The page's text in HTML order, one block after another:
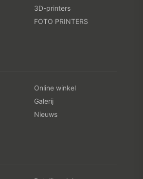
3D-printers
FOTO PRINTERS
Online winkel
Galerij
Nieuws